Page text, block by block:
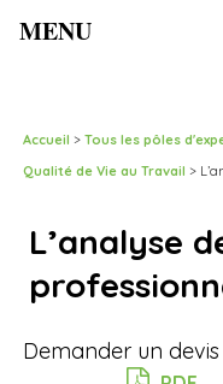
Accueil > Tous les pôles
Qualité de Vie au Travail >
L’analyse
Demander un
MENU